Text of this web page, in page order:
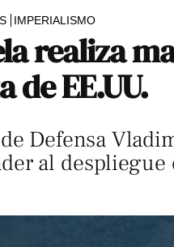
IMPERIALISMO
realiza
de EE.UU.
Defensa
al despliegue